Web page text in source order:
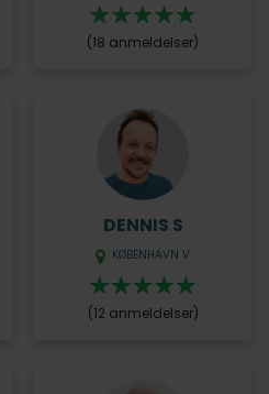
(18 anmeldelser)
DENNIS S
KØBENHAVN V
(12 anmeldelser)